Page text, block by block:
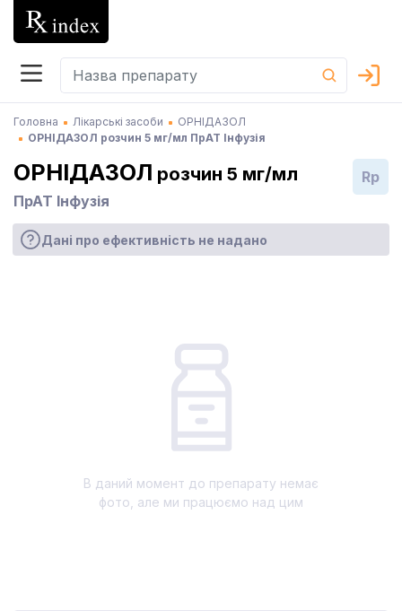
Головна Лікарські засоби
ОРНІДАЗОЛ
ОРНІДАЗОЛ розчин 5 мг/мл ПрАТ Інфузія
ОРНІДАЗОЛ розчин 5 мг/мл
ПрАТ Інфузія
Rp
Дані про ефективність не надано
В даний момент до препарату немає
фото, але ми працюємо над цим